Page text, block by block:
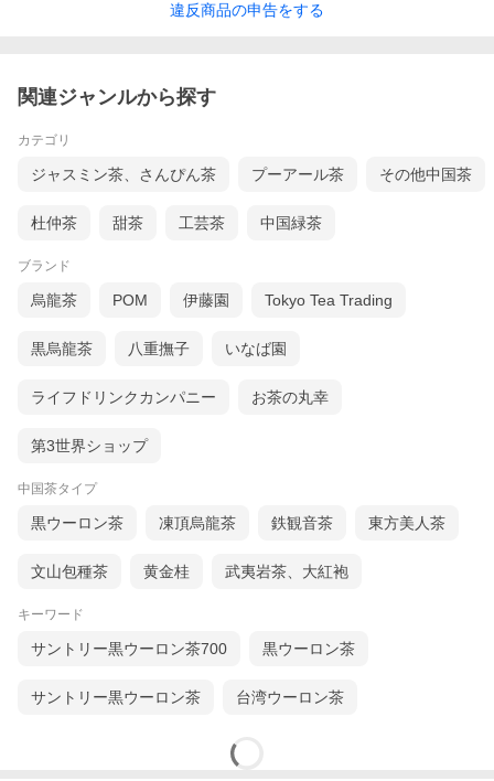
違反商品の申告をする
関連ジャンルから探す
カテゴリ
ジャスミン茶、さんぴん茶 プーアール茶 その他中国茶
杜仲茶 甜茶 工芸茶 中国緑茶
ブランド
烏龍茶 POM 伊藤園 Tokyo Tea Trading
黒烏龍茶 八重撫子 いなば園
ライフドリンクカンパニー お茶の丸幸
第3世界ショップ
中国茶タイプ
黒ウーロン茶 凍頂烏龍茶 鉄観音茶 東方美人茶
文山包種茶 黄金桂 武夷岩茶、大紅袍
キーワード
サントリー黒ウーロン茶700 黒ウーロン茶
サントリー黒ウーロン茶 台湾ウーロン茶